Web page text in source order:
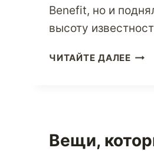
Benefit, но и
высоту
ЧИТАЙТЕ ДАЛЕЕ
Вещи,